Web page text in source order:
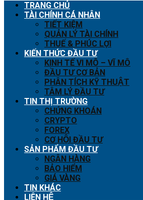
TRANG CHỦ
TÀI CHÍNH CÁ NHÂN
TIẾT KIỆM
QUẢN LÝ TÀI CHÍNH
THUẾ & PHÚC LỢI
KIẾN THỨC ĐẦU TƯ
KINH TẾ VI MÔ – VĨ MÔ
ĐẦU TƯ CƠ BẢN
PHÂN TÍCH KỸ THUẬT
TÂM LÝ ĐẦU TƯ
TIN THỊ TRƯỜNG
CHỨNG KHOÁN
CRYPTO
FOREX
CƠ HỘI ĐẦU TƯ
SẢN PHẨM ĐẦU TƯ
NGÂN HÀNG
BẢO HIỂM
GIÁ VÀNG
TIN KHÁC
LIÊN HỆ